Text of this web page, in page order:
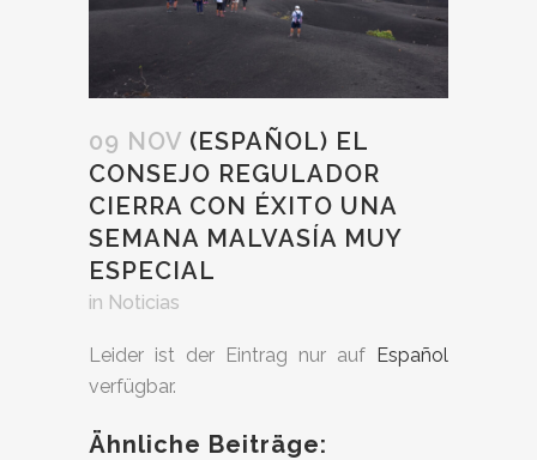
09 NOV (ESPAÑOL) EL
CONSEJO REGULADOR
CIERRA CON ÉXITO UNA
SEMANA MALVASÍA MUY
ESPECIAL
in Noticias
Leider ist der Eintrag nur auf Español
verfügbar.
Ähnliche Beiträge: